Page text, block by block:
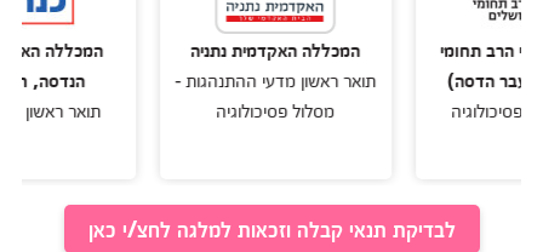
תחומי
הדסה)
המכללה האקדמית נתניה
תואר ראשון מדעי ההתנהגות -
מסלול פסיכולוגיה
המכללה האקדמית
הנדסה, חברה ורוח
תואר ראשון
לבדיקת תנאי קבלה וזכאות למלגה לחצ/י כאן